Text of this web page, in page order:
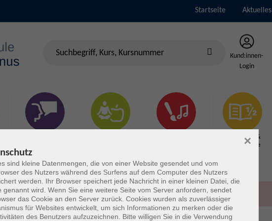
Startseite Aktuelles
Kund:innen-
Login
Grundbildung &
Schulabschlüsse
sind kleine Datenmengen, die von einer Website gesendet und vom
des Nutzers während des Surfens auf dem Computer des Nutzers
werden. Ihr Browser speichert jede Nachricht in einer kleinen Datei, die
genannt wird. Wenn Sie eine weitere Seite vom Server anfordern, sendet
das Cookie an den Server zurück. Cookies wurden als zuverlässiger
für Websites entwickelt, um sich Informationen zu merken oder die
des Benutzers aufzuzeichnen. Bitte willigen Sie in die Verwendung
×